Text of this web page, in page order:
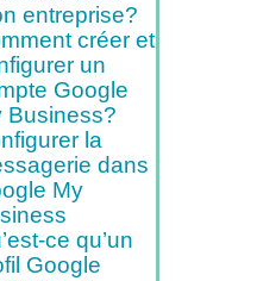
Qu’est-ce que
Google My
Business?
Dois-je utiliser
Google My
Business dans
mon entreprise?
Comment créer et
configurer un